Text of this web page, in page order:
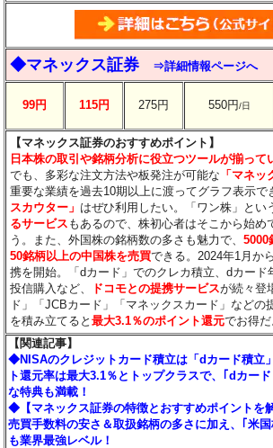
◆マネックス証券 ⇒詳細情報ページへ
99円 115円 275円 550円/日
【マネックス証券のおすすめポイント】
日本株の取引や銘柄分析に役立つツールが揃って
でも、多彩な注文方法や板発注が可能な 「マネ
重要な業績を過去10期以上に渡ってグラフ表示で
スカウター」 はぜひ利用したい。「ワン株」とい
るサービス もあるので、株初心者はそこから始め
う。また、外国株の銘柄数の多さも魅力で、5000
50銘柄以上の中国株を売買できる。2024年1月か
携を開始。「dカード」でのクレカ積立、dカード
投信購入など、
ドコモとの提携サービスが続々登
ド」「JCBカード」「マネックスカード」などの
を積み立てると最大3.1％のポイント還元でお得だ
【関連記事】
◆NISAのクレジットカード積立は「dカード積立
ト還元率は最大3.1％とトップクラスで、｢dカー
な特典も満載！
◆【マネックス証券の特徴とおすすめポイントを
売買手数料の安さ＆取扱銘柄の多さに加え、｢米
も業界最強レベル！